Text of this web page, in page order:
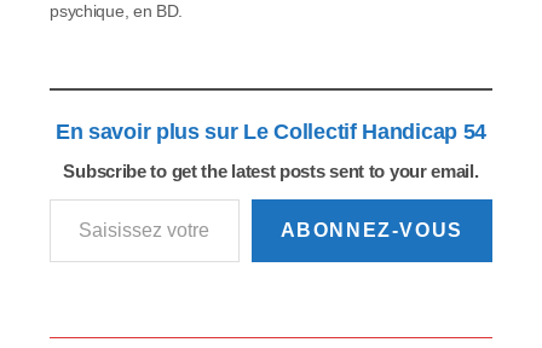
psychique, en BD.
En savoir plus sur Le Collectif Handicap 54
Subscribe to get the latest posts sent to your email.
Saisissez votre adresse e-mail…
ABONNEZ-VOUS